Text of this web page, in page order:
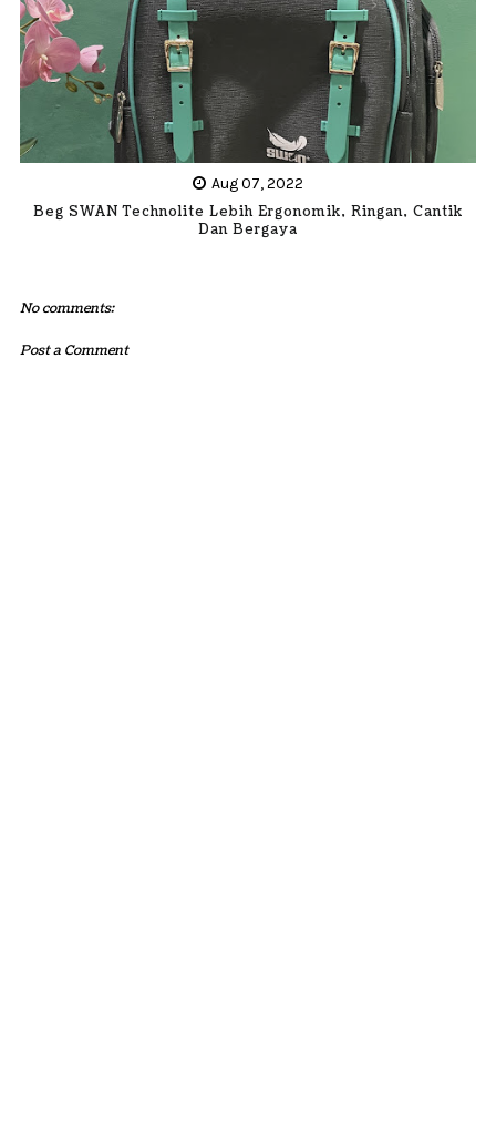
Aug 07, 2022
Beg SWAN Technolite Lebih Ergonomik, Ringan, Cantik
Dan Bergaya
No comments:
Post a Comment